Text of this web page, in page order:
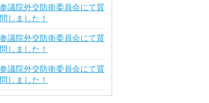
参議院外交防衛委員会にて質
問しました！
参議院外交防衛委員会にて質
問しました！
参議院外交防衛委員会にて質
問しました！